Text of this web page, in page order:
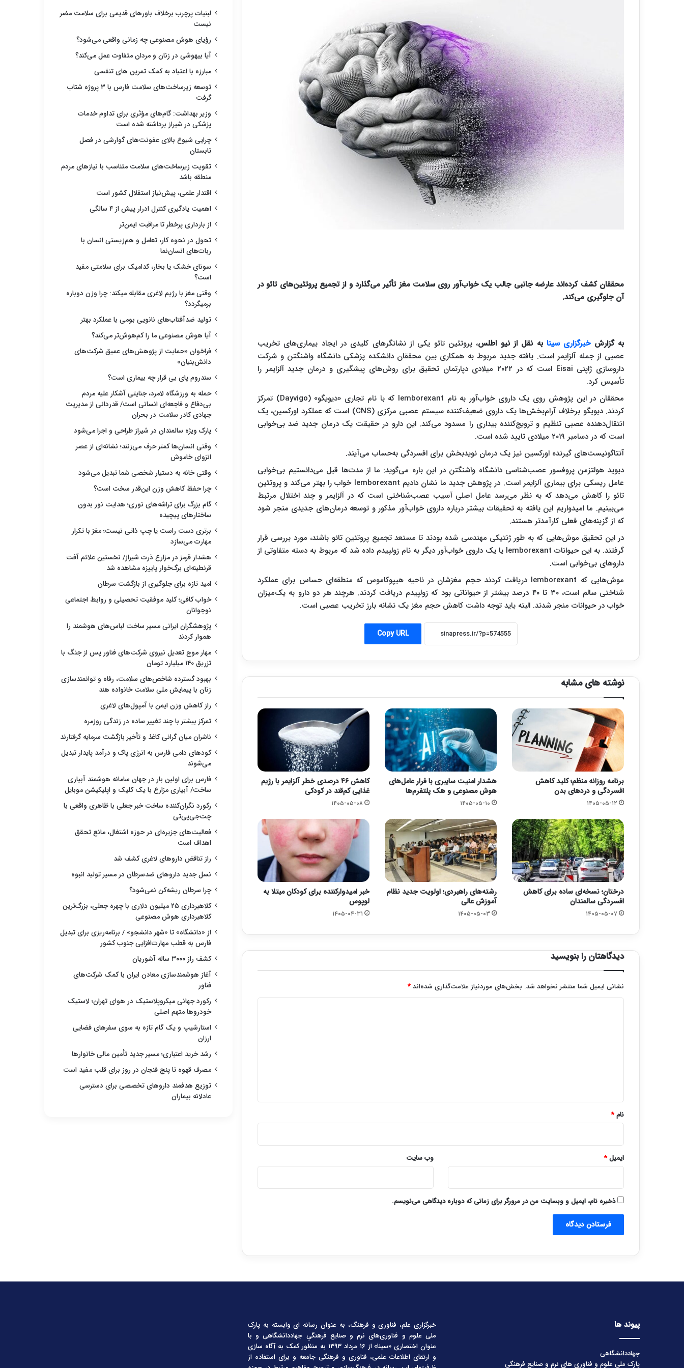
محققان کشف کرده‌اند عارضه جانبی جالب یک خواب‌آور روی سلامت مغز تأثیر می‌گذارد و از تجمیع پروتئین‌های تائو در
آن جلوگیری می‌کند.
به گزارشخبرگزاری سینابه نقل از نیو اطلس، پروتئین تائو یکی از نشانگرهای کلیدی در ایجاد بیماری‌های تخریب
عصبی از جمله آلزایمر است. یافته جدید مربوط به همکاری بین محققان دانشکده پزشکی دانشگاه واشنگتن و شرکت
داروسازی ژاپنی Eisai است که در ۲۰۲۲ میلادی دپارتمان تحقیق برای روش‌های پیشگیری و درمان جدید آلزایمر را
تأسیس کرد.
محققان در این پژوهش روی یک داروی خواب‌آور به نام lemborexant که با نام تجاری «دیویگو» (Dayvigo) تمرکز
کردند. دیویگو برخلاف آرام‌بخش‌ها یک داروی ضعیف‌کننده سیستم عصبی مرکزی (CNS) است که عملکرد اورکسین، یک
انتقال‌دهنده عصبی تنظیم‌ و ترویج‌کننده بیداری را مسدود می‌کند. این دارو در حقیقت یک درمان جدید ضد بی‌خوابی
است که در دسامبر ۲۰۱۹ میلادی تایید شده است.
آنتاگونیست‌های گیرنده اورکسین نیز یک درمان نویدبخش برای افسردگی به‌حساب می‌آیند.
دیوید هولتزمن پروفسور عصب‌شناسی دانشگاه واشنگتن در این باره می‌گوید: ما از مدت‌ها قبل می‌دانستیم بی‌خوابی
عامل ریسکی برای بیماری آلزایمر است. در پژوهش جدید ما نشان دادیم lemborexant خواب را بهتر می‌کند و پروتئین
تائو را کاهش می‌دهد که به نظر می‌رسد عامل اصلی آسیب عصب‌شناختی است که در آلزایمر و چند اختلال مرتبط
می‌بینیم. ما امیدواریم این یافته به تحقیقات بیشتر درباره داروی خواب‌آور مذکور و توسعه درمان‌های جدیدی منجر شود
که از گزینه‌های فعلی کارآمدتر هستند.
در این تحقیق موش‌هایی که به طور ژنتیکی مهندسی شده بودند تا مستعد تجمیع پروتئین تائو باشند، مورد بررسی قرار
گرفتند. به این حیوانات lemborexant یا یک داروی خواب‌آور دیگر به نام زولپیدم داده شد که مربوط به دسته متفاوتی از
داروهای بی‌خوابی است.
موش‌هایی که lemborexant دریافت کردند حجم مغزشان در ناحیه هیپوکاموس که منطقه‌ای حساس برای عملکرد
شناختی سالم است، ۳۰ تا ۴۰ درصد بیشتر از حیواناتی بود که زولپیدم دریافت کردند. هرچند هر دو دارو به یک‌میزان
خواب در حیوانات منجر شدند. البته باید توجه داشت کاهش حجم مغز یک نشانه بارز تخریب عصبی است.
Copy URL
نوشته های مشابه
برنامه روزانه منظم؛ کلید کاهش
افسردگی و دردهای بدن
۱۴۰۵-۰۵-۱۲
هشدار امنیت سایبری با فرار عامل‌های
هوش مصنوعی و هک پلتفرم‌ها
۱۴۰۵-۰۵-۱۰
کاهش ۴۶ درصدی خطر آلزایمر با رژیم
غذایی کم‌قند در کودکی
۱۴۰۵-۰۵-۰۸
درختان؛ نسخه‌ای ساده برای کاهش
افسردگی سالمندان
۱۴۰۵-۰۵-۰۷
رشته‌های راهبردی؛ اولویت جدید نظام
آموزش عالی
۱۴۰۵-۰۵-۰۳
خبر امیدوارکننده برای کودکان مبتلا به
لوپوس
۱۴۰۵-۰۴-۳۱
دیدگاهتان را بنویسید
نشانی ایمیل شما منتشر نخواهد شد. بخش‌های موردنیاز علامت‌گذاری شده‌اند*
نام*
ایمیل* وب‌ سایت
ذخیره نام، ایمیل و وبسایت من در مرورگر برای زمانی که دوباره دیدگاهی می‌نویسم.
لبنیات پرچرب برخلاف باورهای قدیمی برای سلامت مضر
نیست
رؤیای هوش مصنوعی چه زمانی واقعی می‌شود؟
آیا بیهوشی در زنان و مردان متفاوت عمل می‌کند؟
مبارزه با اعتیاد به کمک تمرین های تنفسی
توسعه زیرساخت‌های سلامت فارس با ۳ پروژه شتاب
گرفت
وزیر بهداشت: گام‌های مؤثری برای تداوم خدمات
پزشکی در شیراز برداشته شده است
چرایی شیوع بالای عفونت‌های گوارشی در فصل
تابستان
تقویت زیرساخت‌های سلامت متناسب با نیازهای مردم
منطقه باشد
اقتدار علمی، پیش‌نیاز استقلال کشور است
اهمیت یادگیری کنترل ادرار پیش از ۴ سالگی
از بارداری پرخطر تا مراقبت ایمن‌تر
تحول در نحوه کار، تعامل و هم‌زیستی انسان با
ربات‌های انسان‌نما
سونای خشک یا بخار، کدامیک برای سلامتی مفید
است؟
وقتی مغز با رژیم لاغری مقابله میکند: چرا وزن دوباره
برمیگردد؟
تولید ضدآفتاب‌های نانویی بومی با عملکرد بهتر
آیا هوش مصنوعی ما را کم‌هوش‌تر می‌کند؟
فراخوان «حمایت از پژوهش‌های عمیق شرکت‌های
دانش‌بنیان»
سندروم پای بی قرار چه بیماری است؟
حمله به ورزشگاه لامرد، جنایتی آشکار علیه مردم
بی‌دفاع و فاجعه‌ای انسانی است/ قدردانی از مدیریت
جهادی کادر سلامت در بحران
پارک ویژه سالمندان در شیراز طراحی و اجرا می‌شود
وقتی انسان‌ها کمتر حرف می‌زنند؛ نشانه‌ای از عصر
انزوای خاموش
وقتی خانه به دستیار شخصی شما تبدیل می‌شود
چرا حفظ کاهش وزن این‌قدر سخت است؟
گام بزرگ برای تراشه‌های نوری؛ هدایت نور بدون
ساختارهای پیچیده
برتری دست راست یا چپ ذاتی نیست؛ مغز با تکرار
مهارت می‌سازد
هشدار قرمز در مزارع ذرت شیراز/ نخستین علائم آفت
قرنطینه‌ای برگ‌خوار پاییزه مشاهده شد
امید تازه برای جلوگیری از بازگشت سرطان
خواب کافی؛ کلید موفقیت تحصیلی و روابط اجتماعی
نوجوانان
پژوهشگران ایرانی مسیر ساخت لباس‌های هوشمند را
هموار کردند
مهار موج تعدیل نیروی شرکت‌های فناور پس از جنگ با
تزریق ۱۴۰ میلیارد تومان
بهبود گسترده شاخص‌های سلامت، رفاه و توانمندسازی
زنان با پیمایش ملی سلامت خانواده هند
راز کاهش وزن ایمن با آمپول‌های لاغری
تمرکز بیشتر با چند تغییر ساده در زندگی روزمره
ناشران میان گرانی کاغذ و تأخیر بازگشت سرمایه گرفتارند
کودهای دامی فارس به انرژی پاک و درآمد پایدار تبدیل
می‌شوند
فارس برای اولین بار در جهان سامانه هوشمند آبیاری
ساخت/ آبیاری مزارع با یک کلیک و اپلیکیشن موبایل
رکورد نگران‌کننده ساخت خبر جعلی با ظاهری واقعی با
چت‌جی‌پی‌تی
فعالیت‌های جزیره‌ای در حوزه اشتغال، مانع تحقق
اهداف است
راز تناقض داروهای لاغری کشف شد
نسل جدید داروهای ضدسرطان در مسیر تولید انبوه
چرا سرطان ریشه‌کن نمی‌شود؟
کلاهبرداری ۲۵ میلیون دلاری با چهره جعلی، بزرگ‌ترین
کلاهبرداری هوش مصنوعی
از «دانشگاه» تا «شهر دانشجو» / برنامه‌ریزی برای تبدیل
فارس به قطب مهارت‌افزایی جنوب کشور
کشف راز ۳۰۰۰ ساله آشوریان
آغاز هوشمندسازی معادن ایران با کمک شرکت‌های
فناور
رکورد جهانی میکروپلاستیک در هوای تهران؛ لاستیک
خودروها متهم اصلی
استارشیپ و یک گام تازه به سوی سفرهای فضایی
ارزان
رشد خرید اعتباری؛ مسیر جدید تأمین مالی خانوارها
مصرف قهوه تا پنج فنجان در روز برای قلب مفید است
توزیع هدفمند داروهای تخصصی برای دسترسی
عادلانه بیماران
پیوند ها
جهاددانشگاهی
پارک ملی علوم و فناوری های نرم و صنایع فرهنگی
خبرگزاری علم، فناوری و فرهنگ، به عنوان رسانه ای وابسته به پارک
ملی علوم و فناوری‌های نرم و صنایع فرهنگیِ جهاددانشگاهی و با
عنوان اختصاری «سینا» از ۱۶ مرداد ۱۳۹۳ به منظور کمک به آگاه سازی
و ارتقای اطلاعات علمی، فناوری و فرهنگی جامعه و برای استفاده از